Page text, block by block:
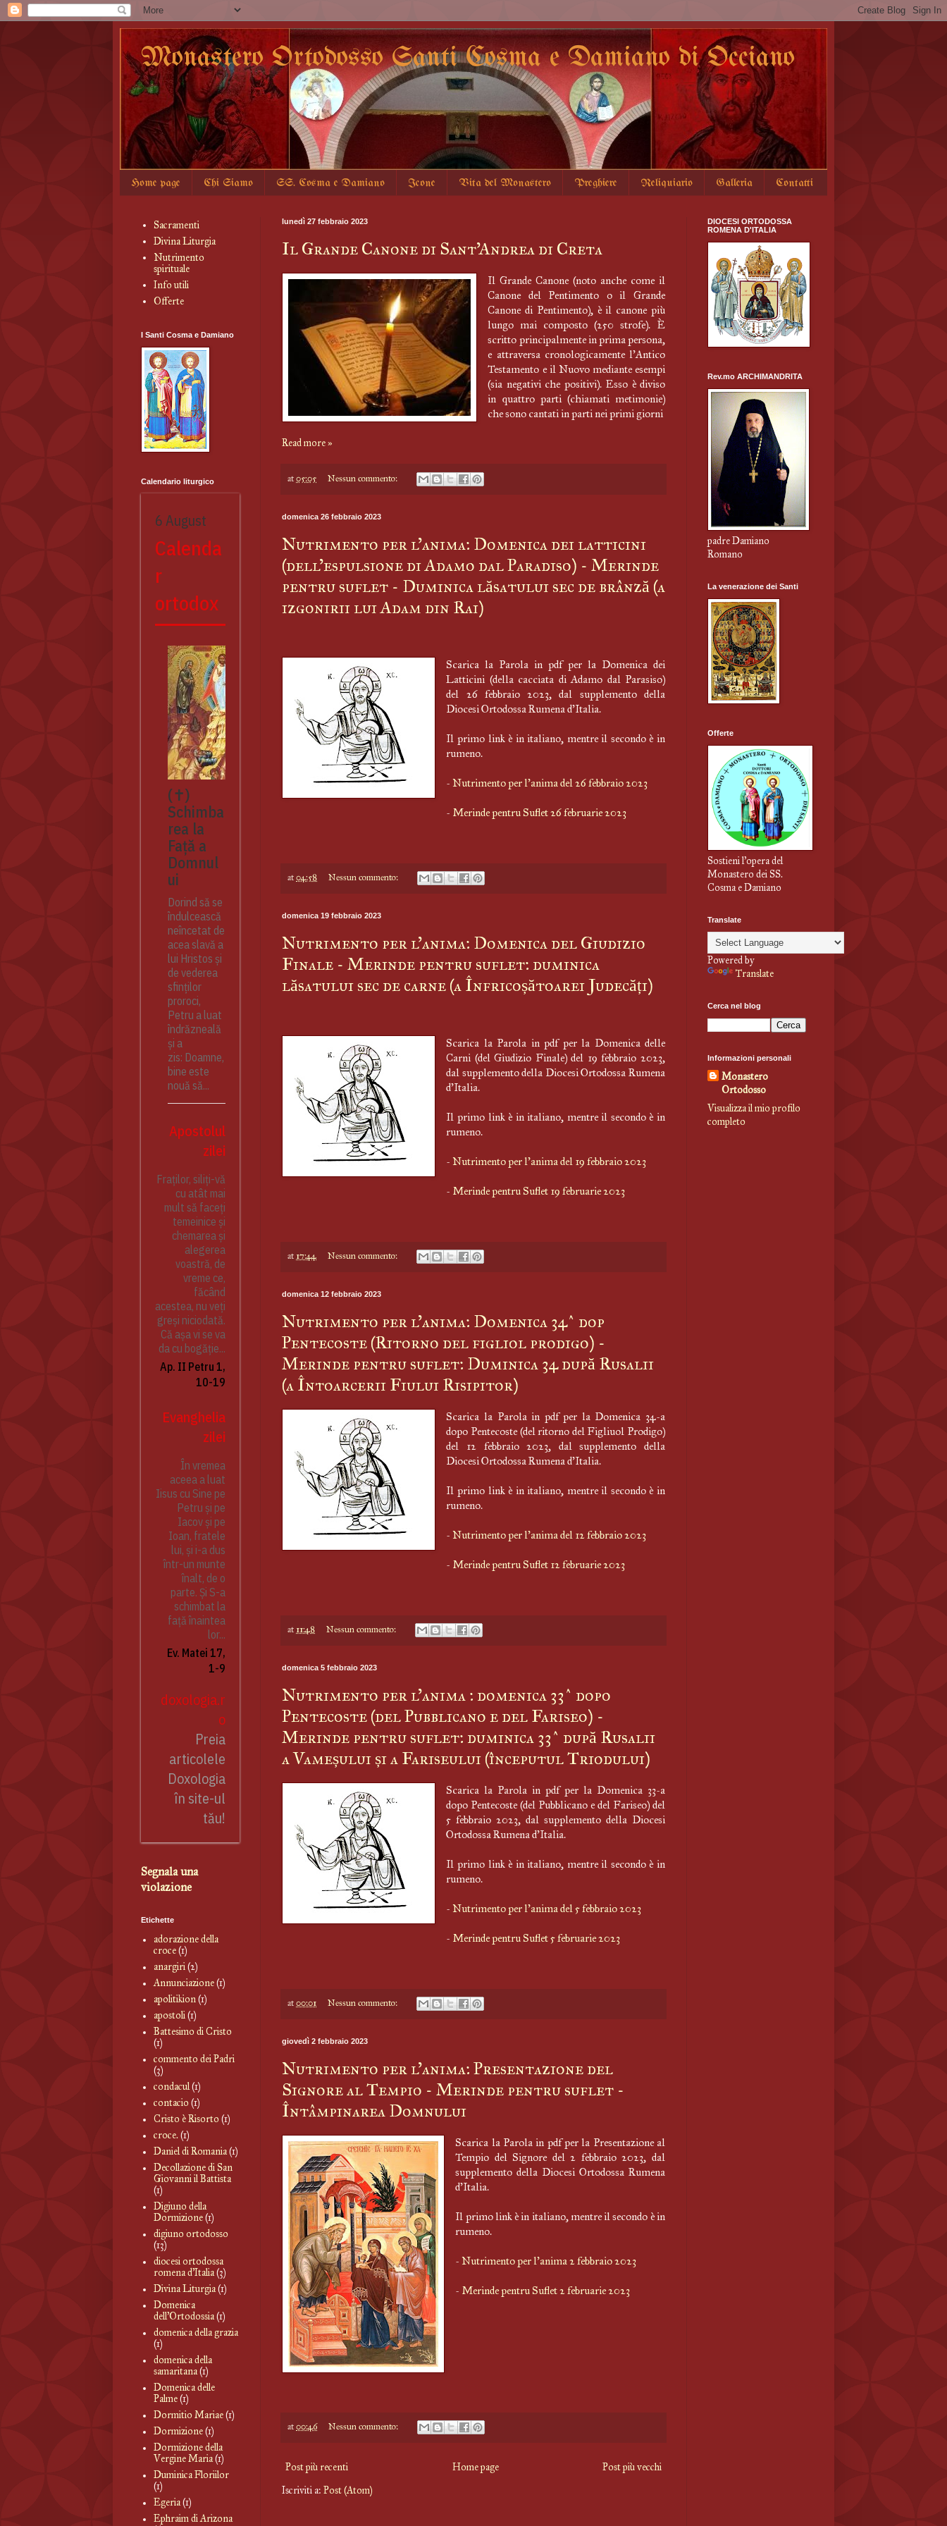
Monastero Ortodosso Santi Cosma e Damiano di Occiano
Home page Chi Siamo SS. Cosma e Damiano Icone Vita del Monastero Preghiere Reliquiario Galleria Contatti
lunedì 27 febbraio 2023
Il Grande Canone di Sant'Andrea di Creta
Il Grande Canone (noto anche come il
Canone del Pentimento o il Grande
Canone di Pentimento), è il canone più
lungo mai composto (250 strofe). È
scritto principalmente in prima persona,
e attraversa cronologicamente l’Antico
Testamento e il Nuovo mediante esempi
(sia negativi che positivi). Esso è diviso
in quattro parti (chiamati metimonie)
che sono cantati in parti nei primi giorni
Read more »
at 05:05 Nessun commento:
domenica 26 febbraio 2023
Nutrimento per l'anima: Domenica dei latticini
(dell’espulsione di Adamo dal Paradiso) - Merinde
pentru suflet - Duminica lăsatului sec de brânză (a
izgonirii lui Adam din Rai)
Scarica la Parola in pdf per la Domenica dei
Latticini (della cacciata di Adamo dal Parasiso)
del 26 febbraio 2023, dal supplemento della
Diocesi Ortodossa Rumena d'Italia.
Il primo link è in italiano, mentre il secondo è in
rumeno.
-Nutrimento per l'anima del 26 febbraio 2023
- Merinde pentru Suflet 26 februarie 2023
at 04:58 Nessun commento:
domenica 19 febbraio 2023
Nutrimento per l'anima: Domenica del Giudizio
Finale - Merinde pentru suflet: duminica
lăsatului sec de carne (a Înfricoșătoarei Judecăți)
Scarica la Parola in pdf per la Domenica delle
Carni (del Giudizio Finale) del 19 febbraio 2023,
dal supplemento della Diocesi Ortodossa Rumena
d'Italia.
Il primo link è in italiano, mentre il secondo è in
rumeno.
-Nutrimento per l'anima del 19 febbraio 2023
- Merinde pentru Suflet 19 februarie 2023
at 17:44 Nessun commento:
domenica 12 febbraio 2023
Nutrimento per l'anima: Domenica 34^ dop
Pentecoste (Ritorno del figliol prodigo) -
Merinde pentru suflet: Duminica 34 după Rusalii
(a Întoarcerii Fiului Risipitor)
Scarica la Parola in pdf per la Domenica 34-a
dopo Pentecoste (del ritorno del Figliuol Prodigo)
del 12 febbraio 2023, dal supplemento della
Diocesi Ortodossa Rumena d'Italia.
Il primo link è in italiano, mentre il secondo è in
rumeno.
-Nutrimento per l'anima del 12 febbraio 2023
- Merinde pentru Suflet 12 februarie 2023
at 11:48 Nessun commento:
domenica 5 febbraio 2023
Nutrimento per l'anima : domenica 33^ dopo
Pentecoste (del Pubblicano e del Fariseo) -
Merinde pentru suflet: duminica 33^ după Rusalii
a Vameșului și a Fariseului (începutul Triodului)
Scarica la Parola in pdf per la Domenica 33-a
dopo Pentecoste (del Pubblicano e del Fariseo) del
5 febbraio 2023, dal supplemento della Diocesi
Ortodossa Rumena d'Italia.
Il primo link è in italiano, mentre il secondo è in
rumeno.
-Nutrimento per l'anima del 5 febbraio 2023
- Merinde pentru Suflet 5 februarie 2023
at 00:01 Nessun commento:
giovedì 2 febbraio 2023
Nutrimento per l'anima: Presentazione del
Signore al Tempio - Merinde pentru suflet -
Întâmpinarea Domnului
Scarica la Parola in pdf per la Presentazione al
Tempio del Signore del 2 febbraio 2023, dal
supplemento della Diocesi Ortodossa Rumena
d'Italia.
Il primo link è in italiano, mentre il secondo è in
rumeno.
-Nutrimento per l'anima 2 febbraio 2023
- Merinde pentru Suflet 2 februarie 2023
at 00:46 Nessun commento:
Post più recenti Post più vecchi
Home page
Iscriviti a: Post (Atom)
Sacramenti
Divina Liturgia
Nutrimento
spirituale
Info utili
Offerte
I Santi Cosma e Damiano
Calendario liturgico
6 August
Calenda
r
ortodox
(✝)
Schimba
rea la
Față a
Domnul
ui
Dorind să se
îndulcească
neîncetat de
acea slavă a
lui Hristos și
de vederea
sfinților
proroci,
Petru a luat
îndrăzneală
și a
zis: Doamne,
bine este
nouă să...
Apostolul
zilei
Fraților, siliți-vă
cu atât mai
mult să faceți
temeinice și
chemarea și
alegerea
voastră, de
vreme ce,
făcând
acestea, nu veți
greși niciodată.
Că așa vi se va
da cu bogăție...
Ap. II Petru 1,
10-19
Evanghelia
zilei
În vremea
aceea a luat
Iisus cu Sine pe
Petru și pe
Iacov și pe
Ioan, fratele
lui, și i-a dus
într-un munte
înalt, de o
parte. Și S-a
schimbat la
față înaintea
lor...
Ev. Matei 17,
1-9
doxologia.r
o
Preia
articolele
Doxologia
în site-ul
tău!
Segnala una
violazione
Etichette
adorazione della
croce (1)
anargiri (2)
Annunciazione (1)
apolitikion (1)
apostoli (1)
Battesimo di Cristo
(1)
commento dei Padri
(3)
condacul (1)
contacio (1)
Cristo è Risorto (1)
croce. (1)
Daniel di Romania (1)
Decollazione di San
Giovanni il Battista
(1)
Digiuno della
Dormizione (1)
digiuno ortodosso
(13)
diocesi ortodossa
romena d'Italia (3)
Divina Liturgia (1)
Domenica
dell'Ortodossia (1)
domenica della grazia
(1)
domenica della
samaritana (1)
Domenica delle
Palme (1)
Dormitio Mariae (1)
Dormizione (1)
Dormizione della
Vergine Maria (1)
Duminica Floriilor
(1)
Egeria (1)
Ephraim di Arizona
DIOCESI ORTODOSSA
ROMENA D'ITALIA
Rev.mo ARCHIMANDRITA
padre Damiano
Romano
La venerazione dei Santi
Offerte
Sostieni l'opera del
Monastero dei SS.
Cosma e Damiano
Translate
Powered by
Translate
Cerca nel blog
Informazioni personali
Monastero
Ortodosso
Visualizza il mio profilo
completo